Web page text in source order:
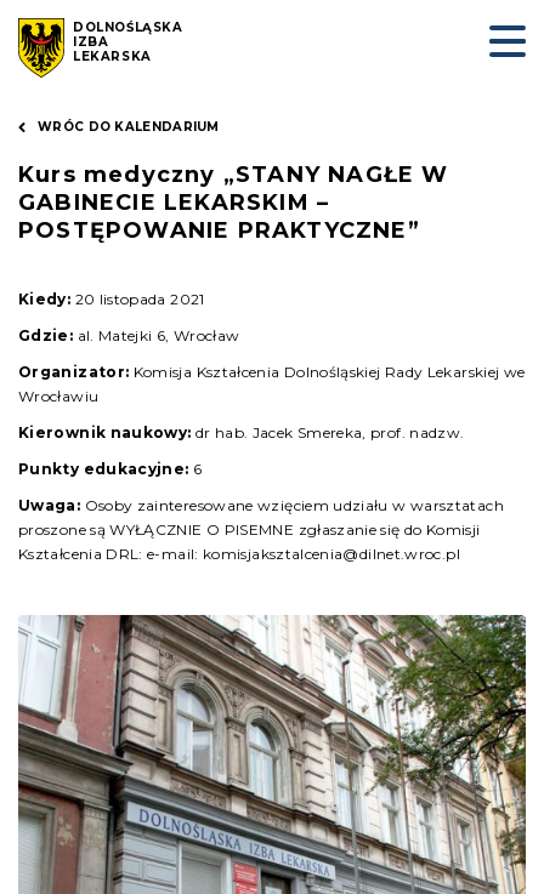
DOLNOŚLĄSKA
IZBA
LEKARSKA
WRÓC DO KALENDARIUM
Kurs medyczny „STANY NAGŁE W
GABINECIE LEKARSKIM –
POSTĘPOWANIE PRAKTYCZNE”
Kiedy: 20 listopada 2021
Gdzie: al. Matejki 6, Wrocław
Organizator: Komisja Kształcenia Dolnośląskiej Rady Lekarskiej we
Wrocławiu
Kierownik naukowy: dr hab. Jacek Smereka, prof. nadzw.
Punkty edukacyjne: 6
Uwaga: Osoby zainteresowane wzięciem udziału w warsztatach
proszone są WYŁĄCZNIE O PISEMNE zgłaszanie się do Komisji
Kształcenia DRL: e-mail: komisjaksztalcenia@dilnet.wroc.pl